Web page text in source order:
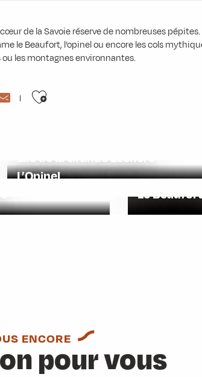
de la Savoie réserve de nombreuses pépites.
le Beaufort, l’opinel ou encore les cols
les montagnes environnantes.
Ajouter aux favoris
Lac de la Grande Léchère
L’Opinel
Le Beaufort
ENCORE
pour vous